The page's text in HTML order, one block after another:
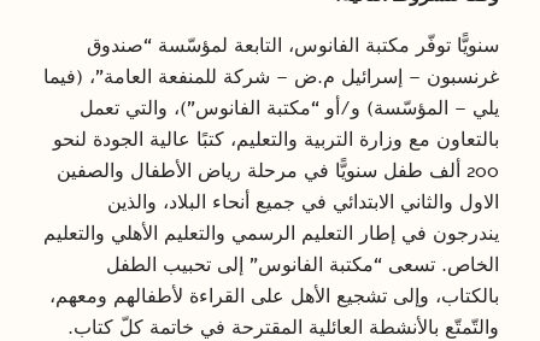
سنويًّا توفّر مكتبة الفانوس، التابعة لمؤسّسة “صندوق
غرنسبون – إسرائيل م.ض – شركة للمنفعة العامة”، (فيما
يلي – المؤسّسة) و/أو “مكتبة الفانوس”)، والتي تعمل
بالتعاون مع وزارة التربية والتعليم، كتبًا عالية الجودة لنحو
200 ألف طفل سنويًّا في مرحلة رياض الأطفال والصفين
الاول والثاني الابتدائي في جميع أنحاء البلاد، والذين
يندرجون في إطار التعليم الرسمي والتعليم الأهلي والتعليم
الخاص. تسعى “مكتبة الفانوس” إلى تحبيب الطفل
بالكتاب، وإلى تشجيع الأهل على القراءة لأطفالهم ومعهم،
والتّمتّع بالأنشطة العائلية المقترحة في خاتمة كلّ كتاب.